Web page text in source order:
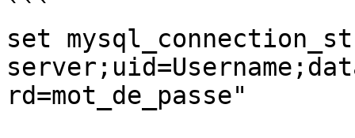
```
set
rd=mot_de_passe"